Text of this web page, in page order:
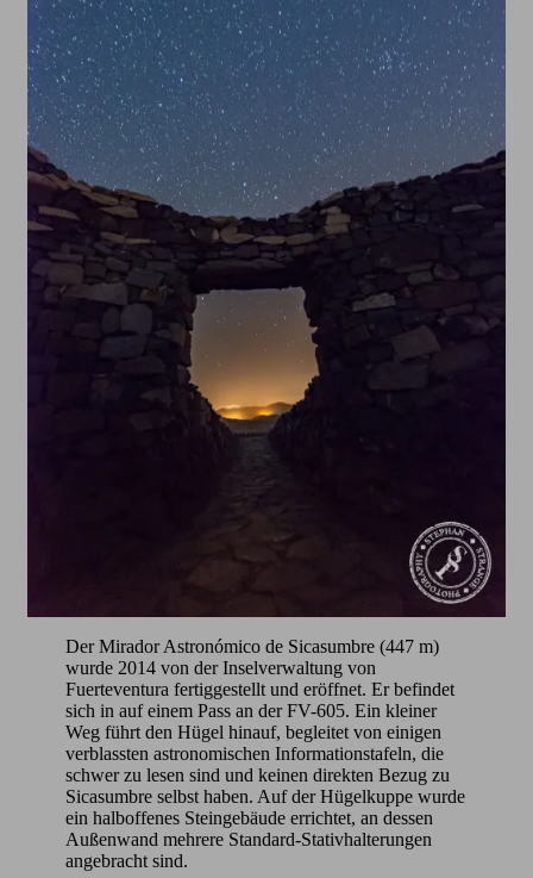
Der Mirador Astronómico de Sicasumbre (447 m)
wurde 2014 von der Inselverwaltung von
Fuerteventura fertiggestellt und eröffnet. Er befindet
sich in auf einem Pass an der FV-605. Ein kleiner
Weg führt den Hügel hinauf, begleitet von einigen
verblassten astronomischen Informationstafeln, die
schwer zu lesen sind und keinen direkten Bezug zu
Sicasumbre selbst haben. Auf der Hügelkuppe wurde
ein halboffenes Steingebäude errichtet, an dessen
Außenwand mehrere Standard-Stativhalterungen
angebracht sind.